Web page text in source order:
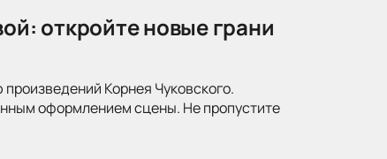
откройте новые грани
Корнея Чуковского.
оформлением сцены. Не пропустите